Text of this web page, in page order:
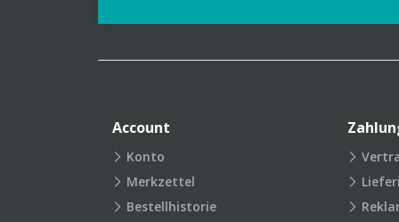
Account
Konto
Merkzettel
Bestellhistorie